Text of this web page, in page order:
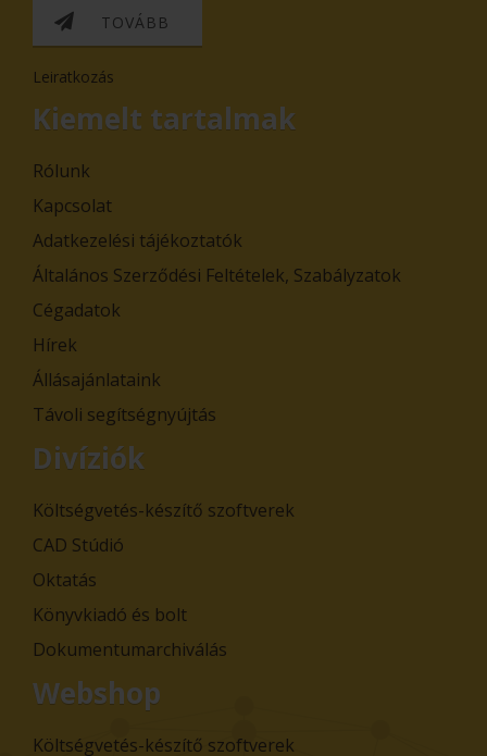
TOVÁBB
Leiratkozás
Kiemelt tartalmak
Rólunk
Kapcsolat
Adatkezelési tájékoztatók
Általános Szerződési Feltételek, Szabályzatok
Cégadatok
Hírek
Állásajánlataink
Távoli segítségnyújtás
Divíziók
Költségvetés-készítő szoftverek
CAD Stúdió
Oktatás
Könyvkiadó és bolt
Dokumentumarchiválás
Webshop
Költségvetés-készítő szoftverek